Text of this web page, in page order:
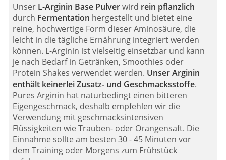
Unser L-Arginin Base Pulverwird rein pflanzlich
durch Fermentation hergestellt und bietet eine
reine, hochwertige Form dieser Aminosäure, die
leicht in die tägliche Ernährung integriert werden
können. L-Arginin ist vielseitig einsetzbar und kann
je nach Bedarf in Getränken, Smoothies oder
Protein Shakes verwendet werden. Unser Arginin
enthält keinerlei Zusatz- und Geschmacksstoffe.
Pures Arginin hat naturbedingt einen bitteren
Eigengeschmack, deshalb empfehlen wir die
Verwendung mit geschmacksintensiven
Flüssigkeiten wie Trauben- oder Orangensaft. Die
Einnahme sollte am besten 30 - 45 Minuten vor
dem Training oder Morgens zum Frühstück